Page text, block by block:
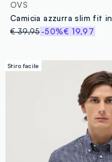
OVS
€ 39,95-50%€ 19,97
Stiro facile